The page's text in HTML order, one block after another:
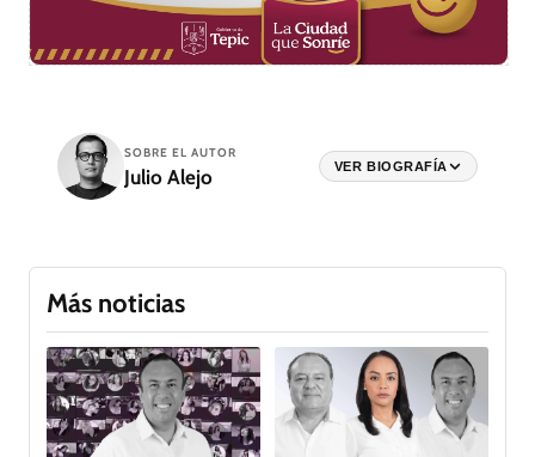
SOBRE EL AUTOR
Julio Alejo VER BIOGRAFÍA
Más noticias